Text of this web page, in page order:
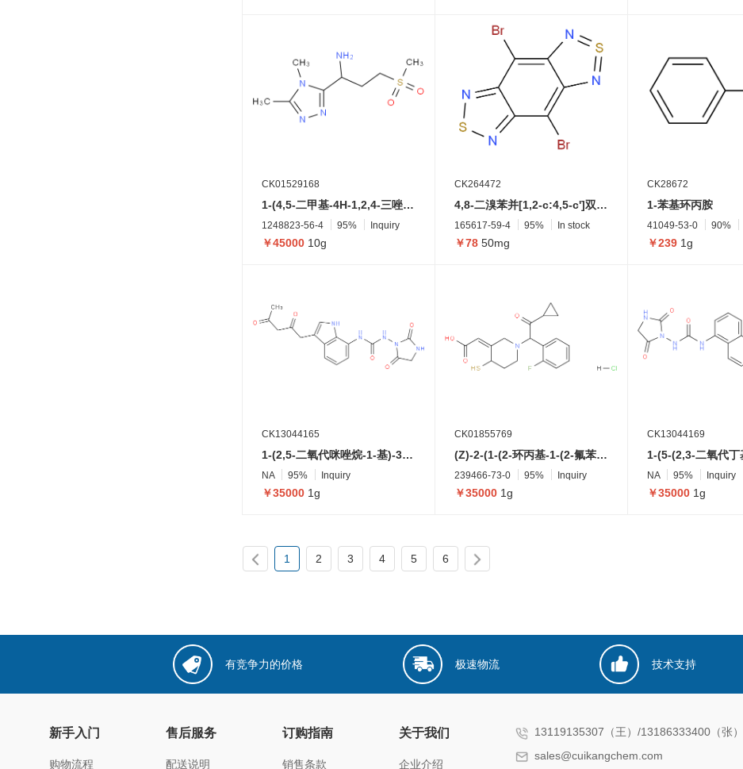
CK01529168
1-(4,5-二甲基-4H-1,2,4-三唑-3-基)-3-(甲基磺酰基)丙-1-胺
1248823-56-4 95% Inquiry
￥45000 10g
CK264472
4,8-二溴苯并[1,2-c:4,5-c']双([1,2,5]噻二唑)
165617-59-4 95% In stock
￥78 50mg
CK28672
1-苯基环丙胺
41049-53-0 90%
￥239 1g
CK13044165
1-(2,5-二氧代咪唑烷-1-基)-3-(3-(2,4-二氧代戊基)-1H-吲哚-7-基)脲
NA 95% Inquiry
￥35000 1g
CK01855769
(Z)-2-(1-(2-环丙基-1-(2-氟苯基)-2-氧代乙基)-4-巯基哌啶-3-亚基)乙酸盐酸盐
239466-73-0 95% Inquiry
￥35000 1g
CK13044169
NA 95% Inquiry
￥35000 1g
1 2 3 4 5 6
有竞争力的价格 极速物流 技术支持
新手入门
购物流程
售后服务
配送说明
订购指南
销售条款
关于我们
企业介绍
13119135307（王）/13186333400（张）
sales@cuikangchem.com